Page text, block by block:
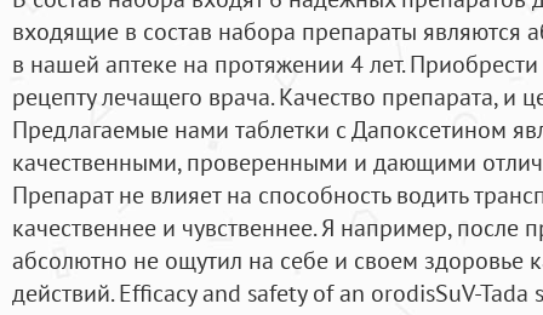
входящие в состав набора препараты
в нашей аптеке на протяжении 4 лет.
рецепту лечащего врача. Качество препарата, и
Предлагаемые нами таблетки с Дапоксетином
качественными, проверенными и дающими
Препарат не влияет на способность водить
качественнее и чувственнее. Я например, после
абсолютно не ощутил на себе и своем здоровье
действий. Efficacy and safety of an orodisSuV-